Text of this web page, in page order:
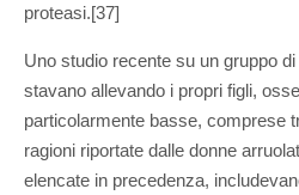
proteasi.[37]
Uno studio recente su un gruppo
stavano allevando i propri figli,
particolarmente basse, comprese
ragioni riportate dalle donne
elencate in precedenza,